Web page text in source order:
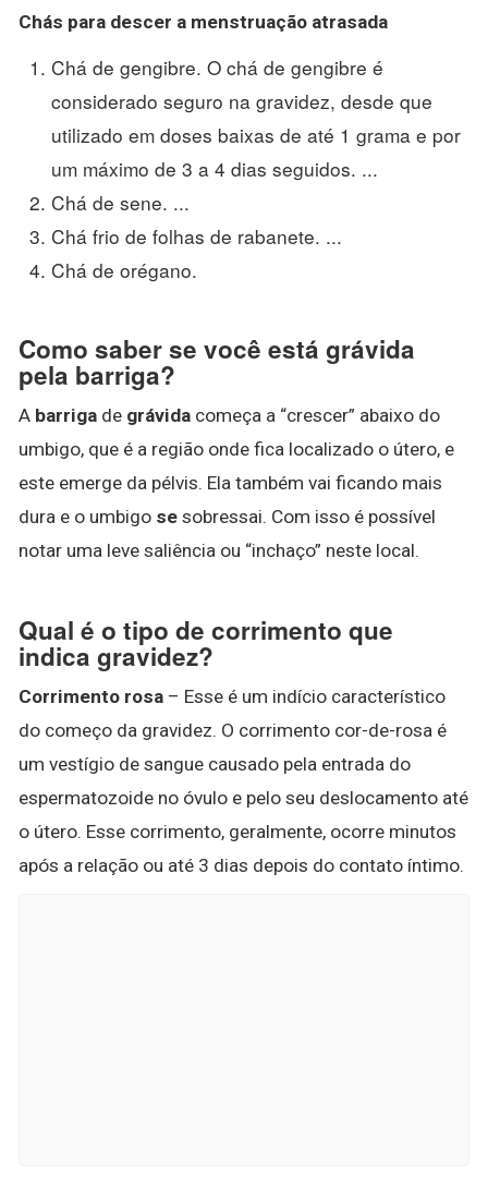
Chás para descer a menstruação atrasada
Chá de gengibre. O chá de gengibre é
considerado seguro na gravidez, desde que
utilizado em doses baixas de até 1 grama e por
um máximo de 3 a 4 dias seguidos. ...
Chá de sene. ...
Chá frio de folhas de rabanete. ...
Chá de orégano.
Como saber se você está grávida
pela barriga?
A barriga de grávida começa a “crescer” abaixo do
umbigo, que é a região onde fica localizado o útero, e
este emerge da pélvis. Ela também vai ficando mais
dura e o umbigo se sobressai. Com isso é possível
notar uma leve saliência ou “inchaço” neste local.
Qual é o tipo de corrimento que
indica gravidez?
Corrimento rosa – Esse é um indício característico
do começo da gravidez. O corrimento cor-de-rosa é
um vestígio de sangue causado pela entrada do
espermatozoide no óvulo e pelo seu deslocamento até
o útero. Esse corrimento, geralmente, ocorre minutos
após a relação ou até 3 dias depois do contato íntimo.